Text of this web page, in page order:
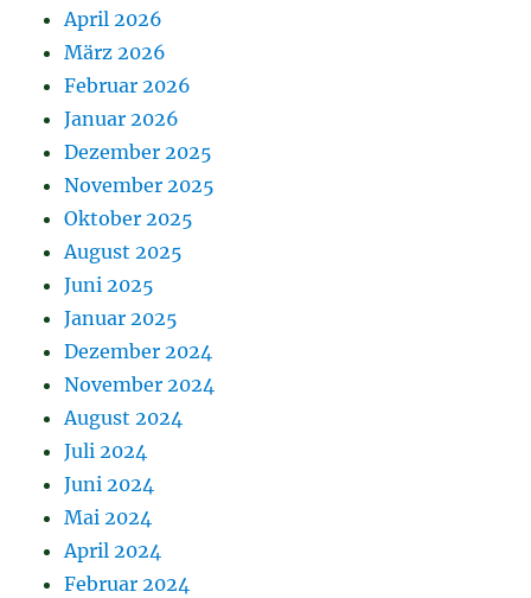
April 2026
März 2026
Februar 2026
Januar 2026
Dezember 2025
November 2025
Oktober 2025
August 2025
Juni 2025
Januar 2025
Dezember 2024
November 2024
August 2024
Juli 2024
Juni 2024
Mai 2024
April 2024
Februar 2024